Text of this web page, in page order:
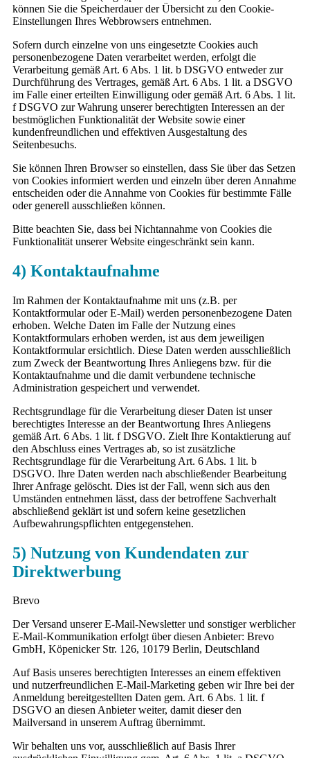
können Sie die Speicherdauer der Übersicht zu den Cookie-
Einstellungen Ihres Webbrowsers entnehmen.
Sofern durch einzelne von uns eingesetzte Cookies auch
personenbezogene Daten verarbeitet werden, erfolgt die
Verarbeitung gemäß Art. 6 Abs. 1 lit. b DSGVO entweder zur
Durchführung des Vertrages, gemäß Art. 6 Abs. 1 lit. a DSGVO
im Falle einer erteilten Einwilligung oder gemäß Art. 6 Abs. 1 lit.
f DSGVO zur Wahrung unserer berechtigten Interessen an der
bestmöglichen Funktionalität der Website sowie einer
kundenfreundlichen und effektiven Ausgestaltung des
Seitenbesuchs.
Sie können Ihren Browser so einstellen, dass Sie über das Setzen
von Cookies informiert werden und einzeln über deren Annahme
entscheiden oder die Annahme von Cookies für bestimmte Fälle
oder generell ausschließen können.
Bitte beachten Sie, dass bei Nichtannahme von Cookies die
Funktionalität unserer Website eingeschränkt sein kann.
4) Kontaktaufnahme
Im Rahmen der Kontaktaufnahme mit uns (z.B. per
Kontaktformular oder E-Mail) werden personenbezogene Daten
erhoben. Welche Daten im Falle der Nutzung eines
Kontaktformulars erhoben werden, ist aus dem jeweiligen
Kontaktformular ersichtlich. Diese Daten werden ausschließlich
zum Zweck der Beantwortung Ihres Anliegens bzw. für die
Kontaktaufnahme und die damit verbundene technische
Administration gespeichert und verwendet.
Rechtsgrundlage für die Verarbeitung dieser Daten ist unser
berechtigtes Interesse an der Beantwortung Ihres Anliegens
gemäß Art. 6 Abs. 1 lit. f DSGVO. Zielt Ihre Kontaktierung auf
den Abschluss eines Vertrages ab, so ist zusätzliche
Rechtsgrundlage für die Verarbeitung Art. 6 Abs. 1 lit. b
DSGVO. Ihre Daten werden nach abschließender Bearbeitung
Ihrer Anfrage gelöscht. Dies ist der Fall, wenn sich aus den
Umständen entnehmen lässt, dass der betroffene Sachverhalt
abschließend geklärt ist und sofern keine gesetzlichen
Aufbewahrungspflichten entgegenstehen.
5) Nutzung von Kundendaten zur
Direktwerbung
Brevo
Der Versand unserer E-Mail-Newsletter und sonstiger werblicher
E-Mail-Kommunikation erfolgt über diesen Anbieter: Brevo
GmbH, Köpenicker Str. 126, 10179 Berlin, Deutschland
Auf Basis unseres berechtigten Interesses an einem effektiven
und nutzerfreundlichen E-Mail-Marketing geben wir Ihre bei der
Anmeldung bereitgestellten Daten gem. Art. 6 Abs. 1 lit. f
DSGVO an diesen Anbieter weiter, damit dieser den
Mailversand in unserem Auftrag übernimmt.
Wir behalten uns vor, ausschließlich auf Basis Ihrer